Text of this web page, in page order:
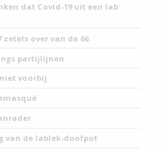
dat Covid-19 uit een lab
over van de 66
partijlijnen
voorbij
van de lablek-doofpot